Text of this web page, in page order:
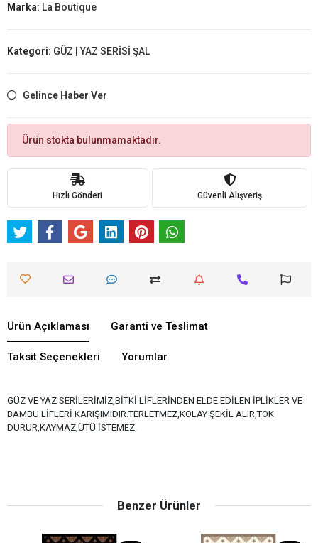
Marka: La Boutique
Kategori: GÜZ | YAZ SERİSİ ŞAL
Gelince Haber Ver
Ürün stokta bulunmamaktadır.
Hızlı Gönderi Güvenli Alışveriş
Ürün Açıklaması Garanti ve Teslimat
Taksit Seçenekleri Yorumlar
GÜZ VE YAZ SERİLERİMİZ,BİTKİ LİFLERİNDEN ELDE EDİLEN İPLİKLER VE
BAMBU LİFLERİ KARIŞIMIDIR.TERLETMEZ,KOLAY ŞEKİL ALIR,TOK
DURUR,KAYMAZ,ÜTÜ İSTEMEZ.
Benzer Ürünler